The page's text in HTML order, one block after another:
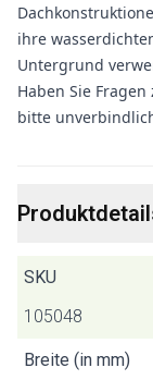
ihre
Untergrund
Haben Sie
bitte
SKU
105048
Breite (in mm)